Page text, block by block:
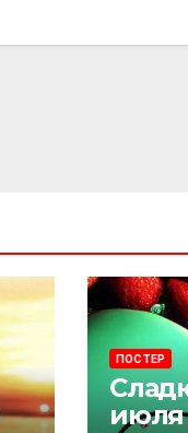
ПОСТЕР
июля